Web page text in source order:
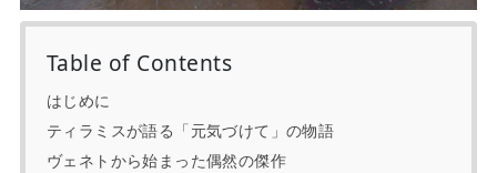
Table of Contents
はじめに
ティラミスが語る「元気づけて」の物語
ヴェネトから始まった偶然の傑作